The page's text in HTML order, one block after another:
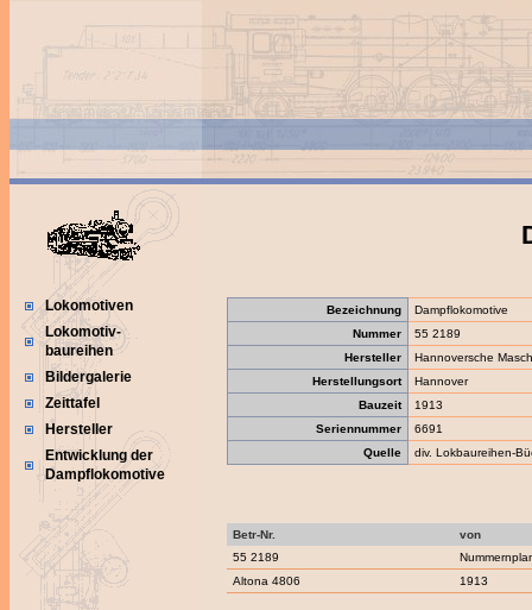
Lokomotiven
Lokomotiv-
baureihen
Bildergalerie
Zeittafel
Hersteller
Entwicklung der
Dampflokomotive
Bezeichnung
Dampflokomotive
Nummer
55 2189
Hersteller
Hannoversche
Herstellungsort
Hannover
Bauzeit
1913
Seriennummer
6691
Quelle
div. Lokbaureihen-
Betr-Nr.
von
55 2189
Altona 4806
1913